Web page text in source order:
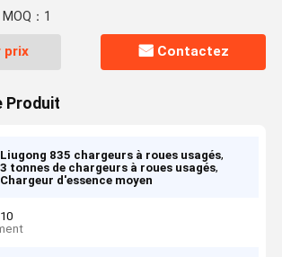
MOQ：1
prix Contactez
Produit
Liugong 835 chargeurs à roues usagés,
3 tonnes de chargeurs à roues usagés,
Chargeur d'essence moyen
10